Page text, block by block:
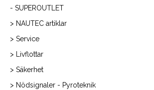
- SUPEROUTLET
> NAUTEC artiklar
> Service
> Livflottar
> Säkerhet
> Nödsignaler - Pyroteknik